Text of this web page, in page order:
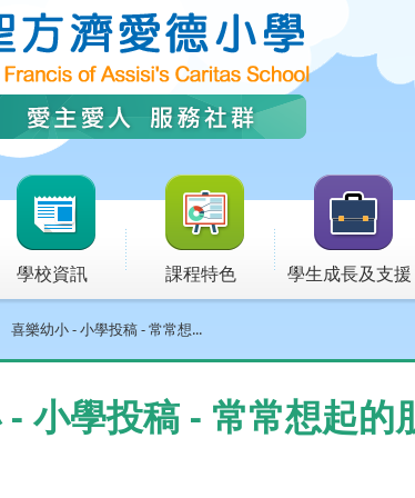
學校資訊 課程特色 學生成長及支援
喜樂幼小 - 小學投稿 - 常常想...
小學投稿 - 常常想起的